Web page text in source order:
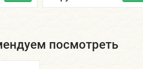
посмотреть